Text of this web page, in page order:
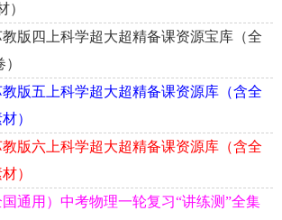
）
教版四上科学超大超精备课资源宝库（全
教版五上科学超大超精备课资源库（含全
）
教版六上科学超大超精备课资源库（含全
）
国通用）中考物理一轮复习“讲练测”全集